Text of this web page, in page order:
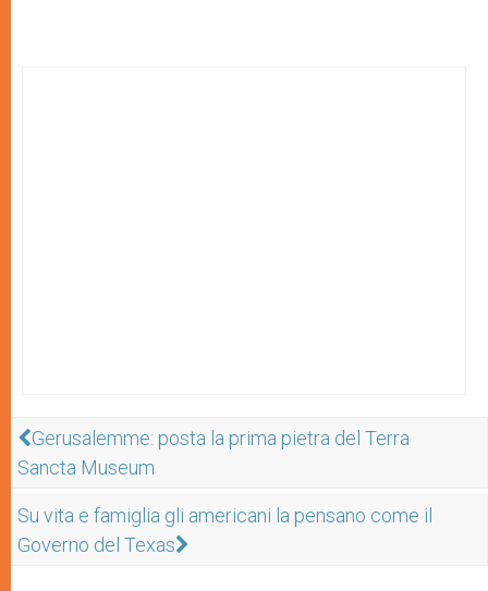
Gerusalemme: posta la prima pietra del Terra
Sancta Museum
Su vita e famiglia gli americani la pensano come il
Governo del Texas